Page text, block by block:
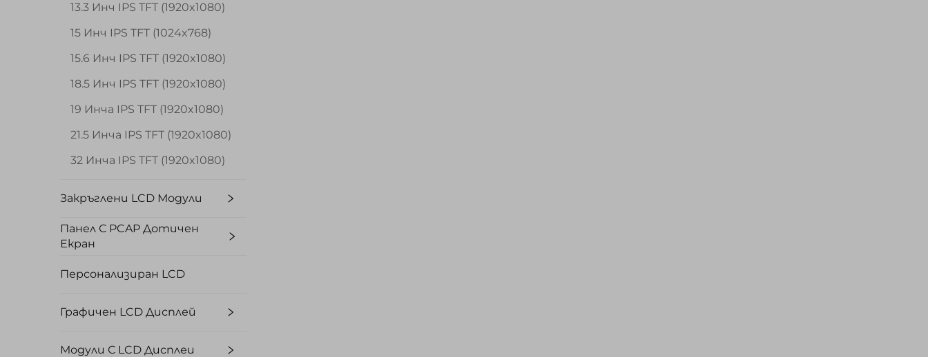
13.3 Инч IPS TFT (1920x1080)
15 Инч IPS TFT (1024x768)
15.6 Инч IPS TFT (1920x1080)
18.5 Инч IPS TFT (1920x1080)
19 Инча IPS TFT (1920x1080)
21.5 Инча IPS TFT (1920x1080)
32 Инча IPS TFT (1920x1080)
Закръглени LCD Модули
Панел С PCAP Дотичен
Екран
Персонализиран LCD
Графичен LCD Дисплей
Модули С LCD Дисплеи